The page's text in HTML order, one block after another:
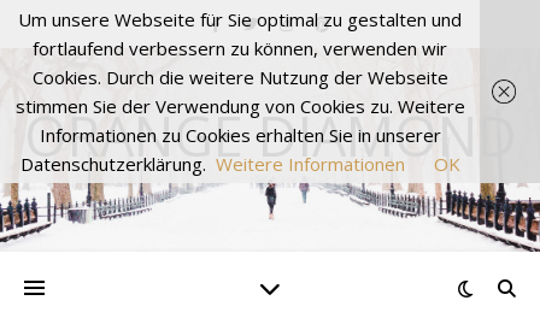
ORANGE DIAMOND
Um unsere Webseite für Sie optimal zu gestalten und
fortlaufend verbessern zu können, verwenden wir
Cookies. Durch die weitere Nutzung der Webseite
stimmen Sie der Verwendung von Cookies zu. Weitere
Informationen zu Cookies erhalten Sie in unserer
Datenschutzerklärung. Weitere Informationen OK